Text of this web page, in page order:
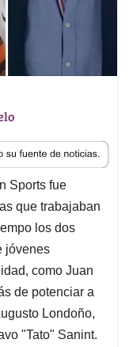
Sports fue
que trabajaban
los dos
jóvenes
como Juan
de potenciar a
Londoño,
"Tato" Sanint.